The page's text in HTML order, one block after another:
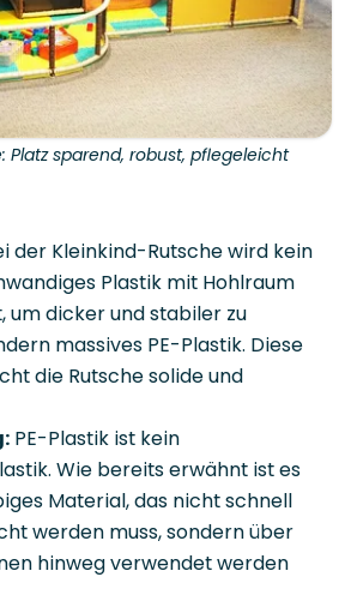
Platz sparend, robust, pflegeleicht
der Kleinkind-Rutsche wird kein
Plastik mit Hohlraum
um dicker und stabiler zu
massives PE-Plastik. Diese
die Rutsche solide und
PE-Plastik ist kein
Wie bereits erwähnt ist es
Material, das nicht schnell
werden muss, sondern über
hinweg verwendet werden